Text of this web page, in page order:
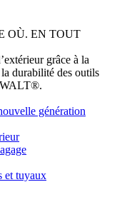
OÙ. EN TOUT
grâce à la
durabilité des outils
génération
et tuyaux